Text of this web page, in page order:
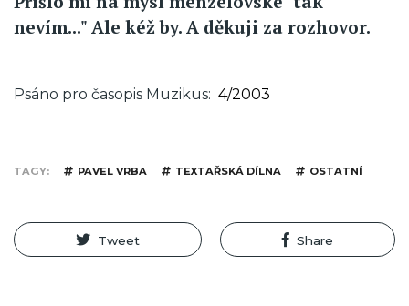
nevím..." Ale kéž by. A děkuji za rozhovor.
Psáno pro časopis Muzikus 4/2003
TAGY PAVEL VRBA TEXTAŘSKÁ DÍLNA OSTATNÍ
Tweet Share